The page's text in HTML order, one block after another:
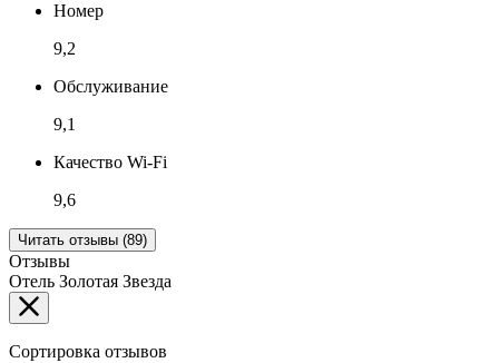
Номер
9,2
Обслуживание
9,1
Качество Wi-Fi
9,6
Читать отзывы (89)
Отзывы
Отель Золотая Звезда
Сортировка отзывов